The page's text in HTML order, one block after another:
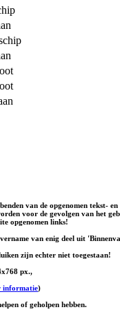
van de opgenomen tekst- en
voor de gevolgen van het
opgenomen links!
van enig deel uit
zijn echter niet toegestaan!
px.,
informatie)
of geholpen hebben.